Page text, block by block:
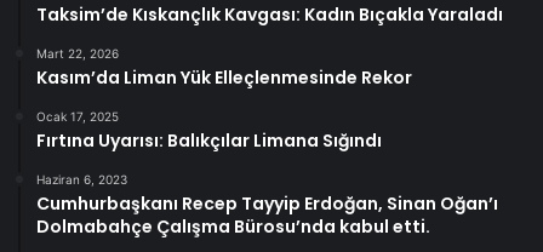
Taksim’de Kıskançlık Kavgası: Kadın Bıçakla Yaraladı
Mart 22, 2026
Kasım’da Liman Yük Elleçlenmesinde Rekor
Ocak 17, 2025
Fırtına Uyarısı: Balıkçılar Limana Sığındı
Haziran 6, 2023
Cumhurbaşkanı Recep Tayyip Erdoğan, Sinan Oğan’ı
Dolmabahçe Çalışma Bürosu’nda kabul etti.